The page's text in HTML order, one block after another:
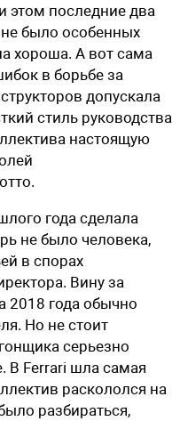
этом последние два
не было особенных
хороша. А вот сама
в борьбе за
допускала
стиль руководства
настоящую
года сделала
не было человека,
в спорах
Вину за
2018 года обычно
Но не стоит
серьезно
В Ferrari шла самая
раскололся на
разбираться,